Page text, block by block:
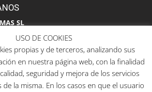
SL
USO DE COOKIES
propias y de terceros, analizando sus
en nuestra página web, con la finalidad
seguridad y mejora de los servicios
la misma. En los casos en que el usuario